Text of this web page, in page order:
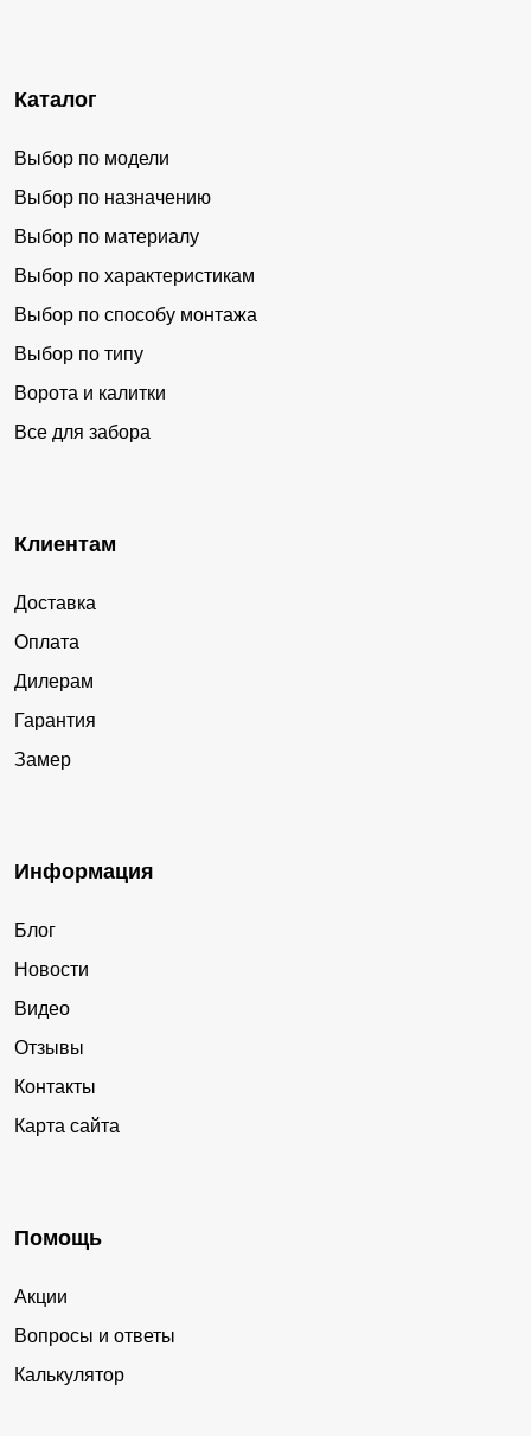
Каталог
Выбор по модели
Выбор по назначению
Выбор по материалу
Выбор по характеристикам
Выбор по способу монтажа
Выбор по типу
Ворота и калитки
Все для забора
Клиентам
Доставка
Оплата
Дилерам
Гарантия
Замер
Информация
Блог
Новости
Видео
Отзывы
Контакты
Карта сайта
Помощь
Акции
Вопросы и ответы
Калькулятор